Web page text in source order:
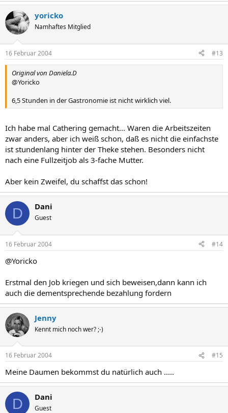
yoricko
Namhaftes Mitglied
16 Februar 2004 #13
Original von Daniela.D
@Yoricko
6,5 Stunden in der Gastronomie ist nicht wirklich viel.
Ich habe mal Cathering gemacht... Waren die Arbeitszeiten
zwar anders, aber ich weiß schon, daß es nicht die einfachste
ist stundenlang hinter der Theke stehen. Besonders nicht
nach eine Fullzeitjob als 3-fache Mutter.
Aber kein Zweifel, du schaffst das schon!
D Dani
Guest
16 Februar 2004 #14
@Yoricko
Erstmal den Job kriegen und sich beweisen,dann kann ich
auch die dementsprechende bezahlung fordern
Jenny
Kennt mich noch wer? ;-)
16 Februar 2004 #15
Meine Daumen bekommst du natürlich auch .....
D Dani
Guest